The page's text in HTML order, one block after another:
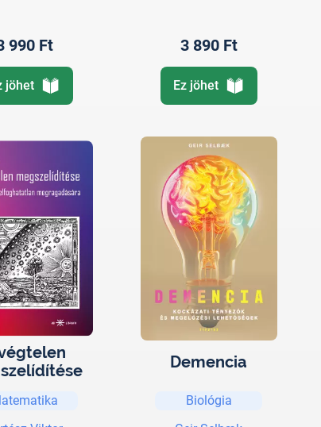
990 Ft
jöhet
3 890 Ft
Ez jöhet
Demencia
Biológia